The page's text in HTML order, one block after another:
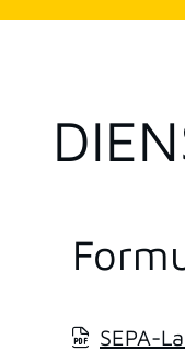
SEPA-